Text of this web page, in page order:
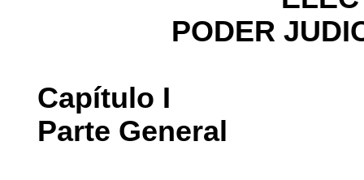
PODER
Capítulo I
Parte General